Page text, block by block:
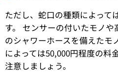
ただし、蛇口の種類によって
す。 センサーの付いたモノ
のシャワーホースを備えたモ
によっては50,000円程度の料
注意しましょう。